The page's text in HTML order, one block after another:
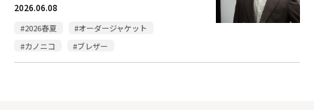
2026.06.08
#2026春夏
#オーダージャケット
#カノニコ
#ブレザー